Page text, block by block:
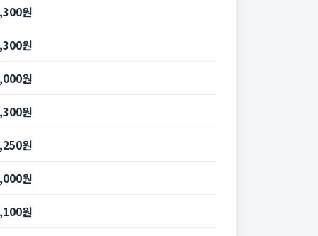
원
원
원
원
원
원
원